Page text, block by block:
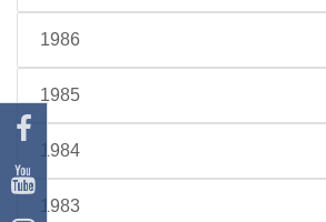
1986
1985
1984
1983